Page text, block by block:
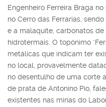
Engenheiro Ferreira Braga
no Cerro das Ferrarias,
e a malaquite, carbonatos
hidrotermais. O topónimo
metálicas que indicam ter
no local, provavelmente
no desentulho de uma corte
de prata de Antonino Pio,
existentes nas minas do